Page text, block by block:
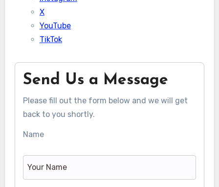
X
YouTube
TikTok
Send Us a Message
Please fill out the form below and we will get
back to you shortly.
Name